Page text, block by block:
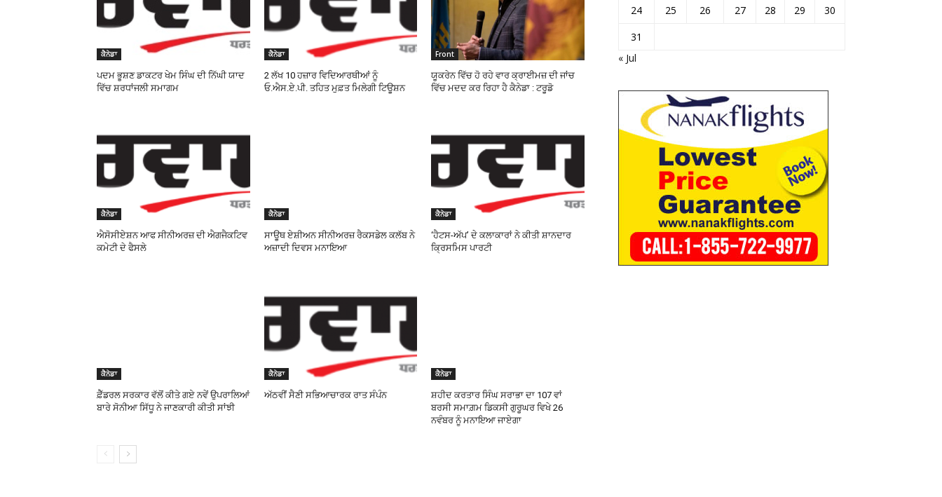
ਕੈਨੇਡਾ
ਪਦਮ ਭੂਸ਼ਣ ਡਾਕਟਰ ਖੇਮ ਸਿੰਘ ਦੀ ਨਿੱਘੀ ਯਾਦ
ਵਿੱਚ ਸ਼ਰਧਾਂਜਲੀ ਸਮਾਗਮ
ਕੈਨੇਡਾ
2 ਲੱਖ 10 ਹਜ਼ਾਰ ਵਿਦਿਆਰਥੀਆਂ ਨੂੰ
ਓ.ਐਸ.ਏ.ਪੀ. ਤਹਿਤ ਮੁਫ਼ਤ ਮਿਲੇਗੀ ਟਿਊਸ਼ਨ
Front
ਯੂਕਰੇਨ ਵਿੱਚ ਹੋ ਰਹੇ ਵਾਰ ਕ੍ਰਾਈਮਜ਼ ਦੀ ਜਾਂਚ
ਵਿੱਚ ਮਦਦ ਕਰ ਰਿਹਾ ਹੈ ਕੈਨੇਡਾ : ਟਰੂਡੋ
ਕੈਨੇਡਾ
ਐਸੋਸੀਏਸ਼ਨ ਆਫ ਸੀਨੀਅਰਜ਼ ਦੀ ਐਗਜੈਕਟਿਵ
ਕਮੇਟੀ ਦੇ ਫੈਸਲੇ
ਕੈਨੇਡਾ
ਸਾਊਥ ਏਸ਼ੀਅਨ ਸੀਨੀਅਰਜ਼ ਰੈਕਸਡੇਲ ਕਲੱਬ ਨੇ
ਅਜ਼ਾਦੀ ਦਿਵਸ ਮਨਾਇਆ
ਕੈਨੇਡਾ
‘ਹੈਟਸ-ਅੱਪ’ ਦੇ ਕਲਾਕਾਰਾਂ ਨੇ ਕੀਤੀ ਸ਼ਾਨਦਾਰ
ਕ੍ਰਿਸਮਿਸ ਪਾਰਟੀ
ਕੈਨੇਡਾ
ਫ਼ੈੱਡਰਲ ਸਰਕਾਰ ਵੱਲੋਂ ਕੀਤੇ ਗਏ ਨਵੇਂ ਉਪਰਾਲਿਆਂ
ਬਾਰੇ ਸੋਨੀਆ ਸਿੱਧੂ ਨੇ ਜਾਣਕਾਰੀ ਕੀਤੀ ਸਾਂਝੀ
ਕੈਨੇਡਾ
ਅੱਠਵੀਂ ਸੈਣੀ ਸਭਿਆਚਾਰਕ ਰਾਤ ਸੰਪੰਨ
ਕੈਨੇਡਾ
ਸ਼ਹੀਦ ਕਰਤਾਰ ਸਿੰਘ ਸਰਾਭਾ ਦਾ 107 ਵਾਂ
ਬਰਸੀ ਸਮਾਗ਼ਮ ਡਿਕਸੀ ਗੁਰੂਘਰ ਵਿਖੇ 26
ਨਵੰਬਰ ਨੂੰ ਮਨਾਇਆ ਜਾਏਗਾ
24
25 26 27 28 29
30
31
« Jul